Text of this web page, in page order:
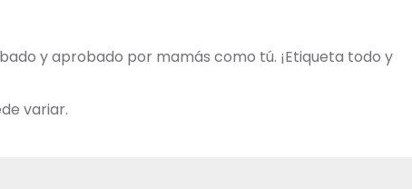
y aprobado por mamás como tú. ¡Etiqueta todo y
variar.